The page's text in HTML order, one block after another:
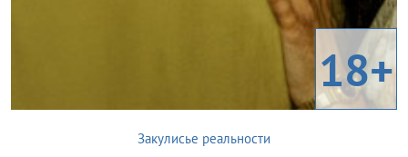
18+
Закулисье реальности